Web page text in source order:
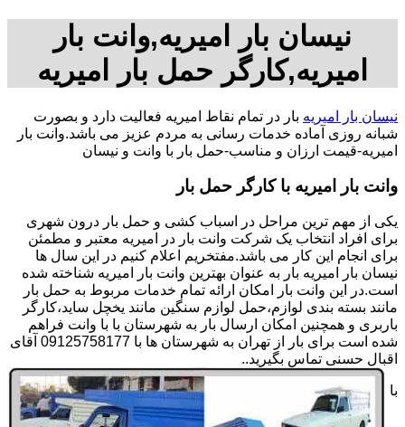
نیسان بار امیریه,وانت بار
امیریه,کارگر حمل بار امیریه
نیسان بار امیریه بار در تمام نقاط امیریه فعالیت دارد و بصورت
شبانه روزی آماده خدمات رسانی به مردم عزیز می باشد.وانت بار
امیریه-قیمت ارزان و مناسب-حمل بار با وانت و نیسان
وانت بار امیریه با کارگر حمل بار
یکی از مهم ترین مراحل در اسباب کشی و حمل بار درون شهری
برای افراد انتخاب یک شرکت وانت بار در امیریه معتبر و مطمئن
برای انجام این کار می باشد.مفتخریم اعلام کنیم در این سال ها
نیسان بار امیریه بار به عنوان بهترین وانت بار امیریه شناخته شده
است.در این وانت بار امکان ارائه تمام خدمات مربوط به حمل بار
مانند بسته بندی لوازم،حمل لوازم سنگین مانند یخچل ساید،کارگر
باربری و همچنین امکان ارسال بار به شهرستان با با وانت فراهم
شده است برای بار از تهران به شهرستان ها با 09125758177 آقای
اقبال حسنی تماس بگیرید..
با